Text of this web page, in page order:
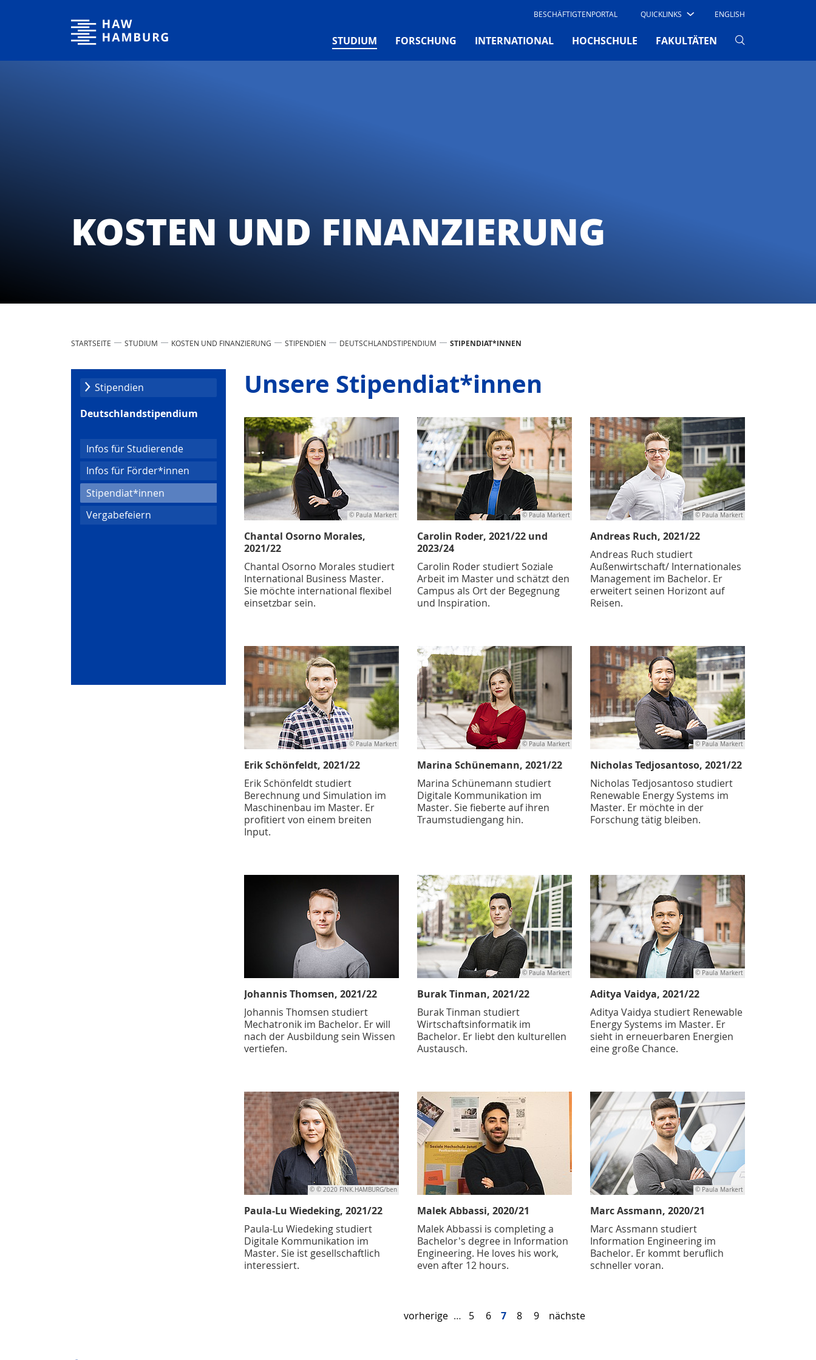
Hochschule für Angewandte Wissenschaften Hamburg BESCHÄFTIGTENPORTAL QUICKLINKS ENGLISH
STUDIUM (CURRENT)
FORSCHUNG INTERNATIONAL HOCHSCHULE FAKULTÄTEN
KOSTEN UND FINANZIERUNG
STARTSEITE STUDIUM KOSTEN UND FINANZIERUNG STIPENDIEN DEUTSCHLANDSTIPENDIUM STIPENDIAT*INNEN
Stipendien
Deutschlandstipendium
Infos für Studierende
Infos für Förder*innen
Stipendiat*innen
Vergabefeiern
Unsere Stipendiat*innen
© Paula Markert
Chantal Osorno Morales,
2021/22
Chantal Osorno Morales studiert
International Business Master.
Sie möchte international flexibel
einsetzbar sein.
© Paula Markert
Carolin Roder, 2021/22 und
2023/24
Carolin Roder studiert Soziale
Arbeit im Master und schätzt den
Campus als Ort der Begegnung
und Inspiration.
© Paula Markert
Andreas Ruch, 2021/22
Andreas Ruch studiert
Außenwirtschaft/ Internationales
Management im Bachelor. Er
erweitert seinen Horizont auf
Reisen.
© Paula Markert
Erik Schönfeldt, 2021/22
Erik Schönfeldt studiert
Berechnung und Simulation im
Maschinenbau im Master. Er
profitiert von einem breiten
Input.
© Paula Markert
Marina Schünemann, 2021/22
Marina Schünemann studiert
Digitale Kommunikation im
Master. Sie fieberte auf ihren
Traumstudiengang hin.
© Paula Markert
Nicholas Tedjosantoso, 2021/22
Nicholas Tedjosantoso studiert
Renewable Energy Systems im
Master. Er möchte in der
Forschung tätig bleiben.
Johannis Thomsen, 2021/22
Johannis Thomsen studiert
Mechatronik im Bachelor. Er will
nach der Ausbildung sein Wissen
vertiefen.
© Paula Markert
Burak Tinman, 2021/22
Burak Tinman studiert
Wirtschaftsinformatik im
Bachelor. Er liebt den kulturellen
Austausch.
© Paula Markert
Aditya Vaidya, 2021/22
Aditya Vaidya studiert Renewable
Energy Systems im Master. Er
sieht in erneuerbaren Energien
eine große Chance.
© © 2020 FINK.HAMBURG/ben
Paula-Lu Wiedeking, 2021/22
Paula-Lu Wiedeking studiert
Digitale Kommunikation im
Master. Sie ist gesellschaftlich
interessiert.
Malek Abbassi, 2020/21
Malek Abbassi is completing a
Bachelor's degree in Information
Engineering. He loves his work,
even after 12 hours.
© Paula Markert
Marc Assmann, 2020/21
Marc Assmann studiert
Information Engineering im
Bachelor. Er kommt beruflich
schneller voran.
vorherige … 5 6 7 8 9 nächste